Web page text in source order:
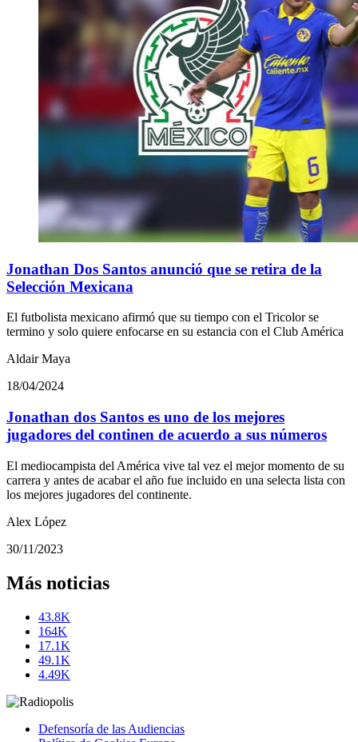
Jonathan Dos Santos anunció que se retira de la
Selección Mexicana
El futbolista mexicano afirmó que su tiempo con el Tricolor se
termino y solo quiere enfocarse en su estancia con el Club América
Aldair Maya
18/04/2024
Jonathan dos Santos es uno de los mejores
jugadores del continen de acuerdo a sus números
El mediocampista del América vive tal vez el mejor momento de su
carrera y antes de acabar el año fue incluido en una selecta lista con
los mejores jugadores del continente.
Alex López
30/11/2023
Más noticias
43.8K
164K
17.1K
49.1K
4.49K
Defensoría de las Audiencias